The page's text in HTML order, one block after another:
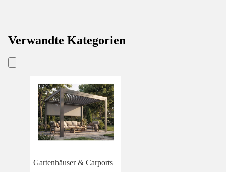
Verwandte Kategorien
Gartenhäuser & Carports